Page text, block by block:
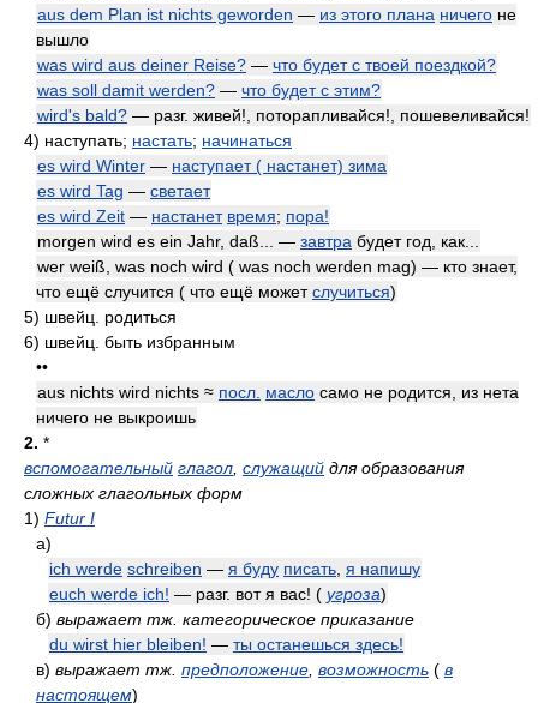
aus dem Plan ist nichts geworden — из этого плана ничего не
вышло
was wird aus deiner Reise? — что будет с твоей поездкой?
was soll damit werden? — что будет с этим?
wird's bald? — разг. живей!, поторапливайся!, пошевеливайся!
4) наступать; настать; начинаться
es wird Winter — наступает ( настанет) зима
es wird Tag — светает
es wird Zeit — настанет время; пора!
morgen wird es ein Jahr, daß... — завтра будет год, как...
wer weiß, was noch wird ( was noch werden mag) — кто знает,
что ещё случится ( что ещё можетслучиться)
5) швейц. родиться
6) швейц. быть избранным
••
aus nichts wird nichts ≈ посл. масло само не родится, из нета
ничего не выкроишь
2. *
вспомогательный глагол служащий для образования
сложных глагольных форм
1) Futur I
а)
ich werde schreiben — я буду писать я напишу
euch werde ich! — разг. вот я вас! ( угроза)
б) выражает тж. категорическое приказание
du wirst hier bleiben! — ты останешься здесь!
в) выражает тж. предположение возможность ( в
настоящем)